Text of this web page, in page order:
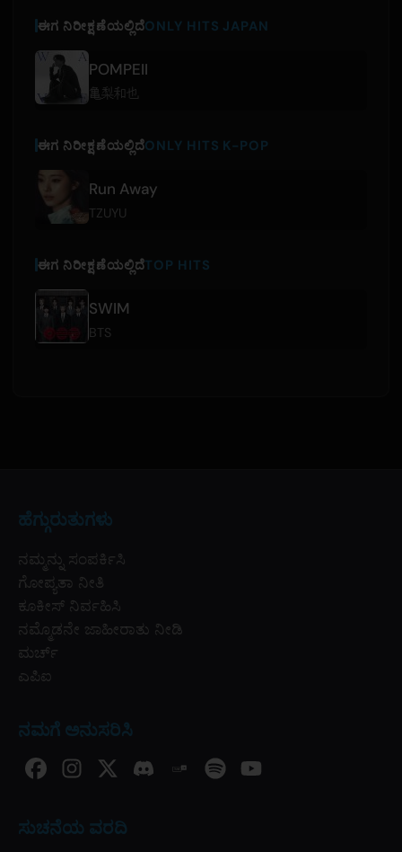
ಈಗ ನಿರೀಕ್ಷಣೆಯಲ್ಲಿದೆONLY HITS JAPAN
POMPEII
亀梨和也
ಈಗ ನಿರೀಕ್ಷಣೆಯಲ್ಲಿದೆONLY HITS K-POP
Run Away
TZUYU
ಈಗ ನಿರೀಕ್ಷಣೆಯಲ್ಲಿದೆTOP HITS
SWIM
BTS
ಹೆಗ್ಗುರುತುಗಳು
ನಮ್ಮನ್ನು ಸಂಪರ್ಕಿಸಿ
ಗೋಪ್ಯತಾ ನೀತಿ
ಕೂಕೀಸ್ ನಿರ್ವಹಿಸಿ
ನಮ್ಮೊಡನೇ ಜಾಹೀರಾತು ನೀಡಿ
ಮರ್ಚ್
ಎಪಿಐ
ನಮಗೆ ಅನುಸರಿಸಿ
ಸುಚನೆಯ ವರದಿ